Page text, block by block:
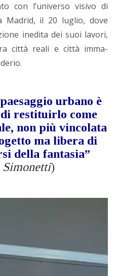
con l’universo visivo di
Madrid, il 20 luglio, dove
inedita dei suoi lavori,
città reali e città imma-
urbano è
restituirlo come
non più vincolata
ma libera di
della fantasia”
)